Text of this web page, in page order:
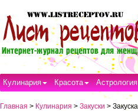
Кулинария Красота Астрология
Главная > Кулинария > Закуски >